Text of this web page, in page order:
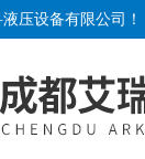
压设备有限公司！